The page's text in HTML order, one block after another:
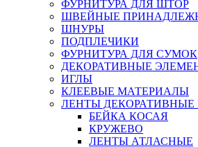
ФУРНИТУРА ДЛЯ ШТОР
ШВЕЙНЫЕ
ШНУРЫ
ПОДПЛЕЧИКИ
ФУРНИТУРА ДЛЯ СУМОК
ДЕКОРАТИВНЫЕ
ИГЛЫ
КЛЕЕВЫЕ МАТЕРИАЛЫ
ЛЕНТЫ ДЕКОРАТИВНЫЕ
БЕЙКА КОСАЯ
КРУЖЕВО
ЛЕНТЫ АТЛАСНЫЕ